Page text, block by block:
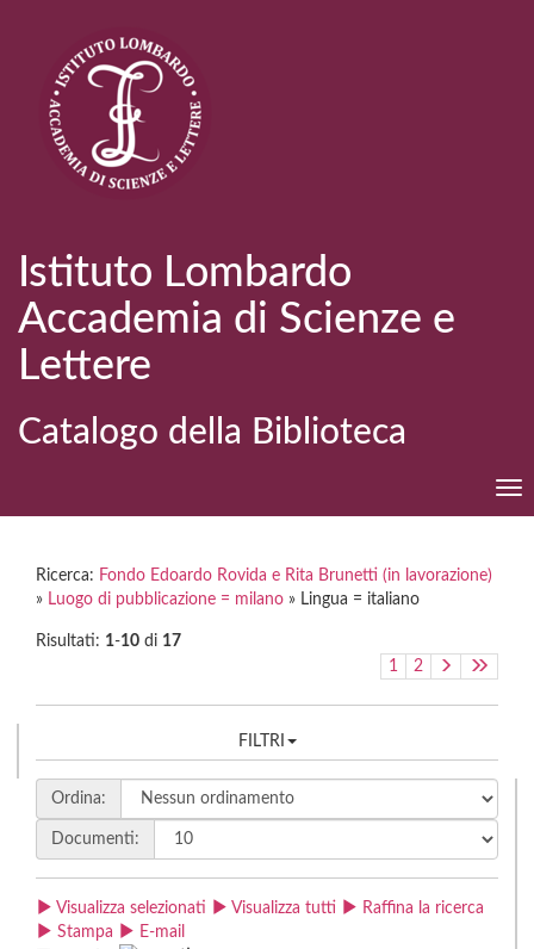
Istituto Lombardo
Accademia di Scienze e
Lettere
Catalogo della Biblioteca
Ricerca: Fondo Edoardo Rovida e Rita Brunetti (in lavorazione)
» Luogo di pubblicazione = milano » Lingua = italiano
Risultati: 1-10 di 17
1
2
FILTRI
Ordina:
Documenti:
Visualizza selezionati Visualizza tutti
Raffina la ricerca
Stampa
E-mail